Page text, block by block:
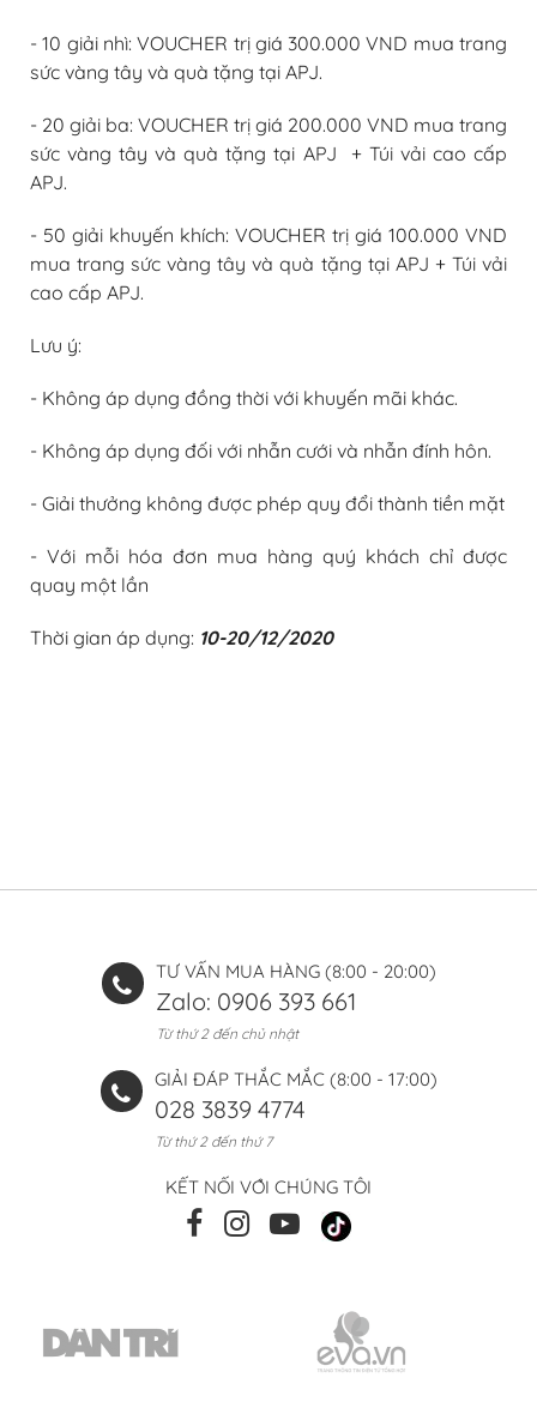
- 10 giải nhì: VOUCHER trị giá 300.000 VND mua trang
sức vàng tây và quà tặng tại APJ.
- 20 giải ba: VOUCHER trị giá 200.000 VND mua trang
sức vàng tây và quà tặng tại APJ + Túi vải cao cấp
APJ.
- 50 giải khuyến khích: VOUCHER trị giá 100.000 VND
mua trang sức vàng tây và quà tặng tại APJ + Túi vải
cao cấp APJ.
Lưu ý:
- Không áp dụng đồng thời với khuyến mãi khác.
- Không áp dụng đối với nhẫn cưới và nhẫn đính hôn.
- Giải thưởng không được phép quy đổi thành tiền mặt
- Với mỗi hóa đơn mua hàng quý khách chỉ được
quay một lần
Thời gian áp dụng: 10-20/12/2020
TƯ VẤN MUA HÀNG (8:00 - 20:00)
Zalo: 0906 393 661
Từ thứ 2 đến chủ nhật
GIẢI ĐÁP THẮC MẮC (8:00 - 17:00)
028 3839 4774
Từ thứ 2 đến thứ 7
KẾT NỐI VỚI CHÚNG TÔI